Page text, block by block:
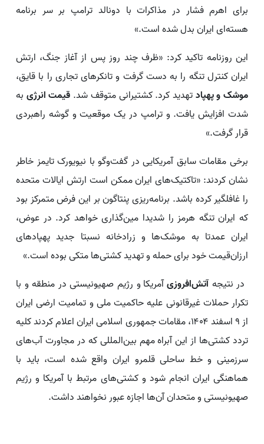
برای اهرم فشار در مذاکرات با دونالد ترامپ بر سر برنامه
هسته‌ای ایران بدل شده است.»
این روزنامه تاکید کرد: «ظرف چند روز پس از آغاز جنگ، ارتش
ایران کنترل تنگه را به دست گرفت و تانکرهای تجاری را با قایق،
موشک و پهپادتهدید کرد. کشتیرانی متوقف شد. قیمت انرژی به
شدت افزایش یافت. و ترامپ در یک موقعیت و گوشه راهبردی
قرار گرفت.»
برخی مقامات سابق آمریکایی در گفت‌وگو با نیویورک تایمز خاطر
نشان کردند: «تاکتیک‌های ایران ممکن است ارتش ایالات متحده
را غافلگیر کرده باشد. برنامه‌ریزی پنتاگون بر این فرض متمرکز بود
که ایران تنگه هرمز را شدیدا مین‌گذاری خواهد کرد. در عوض،
ایران عمدتا به موشک‌ها و زرادخانه نسبتا جدید پهپادهای
ارزان‌قیمت خود برای حمله و تهدید کشتی‌ها متکی بوده است.»
در نتیجهآتش‌افروزیآمریکا و رژیم صهیونیستی در منطقه و با
تکرار حملات غیرقانونی علیه حاکمیت ملی و تمامیت ارضی ایران
از ۹ اسفند ۱۴۰۴، مقامات جمهوری اسلامی ایران اعلام کردند کلیه
تردد کشتی‌ها از این آبراه مهم بین‌المللی که در مجاورت آب‌های
سرزمینی و خط ساحلی قلمرو ایران واقع شده است، باید با
هماهنگی ایران انجام شود و کشتی‌های مرتبط با آمریکا و رژیم
صهیونیستی و متحدان آن‌ها اجازه عبور نخواهند داشت.